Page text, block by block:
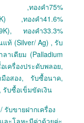
,ทองคำ75%
,ทองคำ41.6%
ทองคำ33.3%
แท้ (Silver/ Ag) , รับ
าเดียม (Palladium
ครื่องประดับพลอย,
อสอง, รับซื้อนาค,
บซื้อเข็มขัดเงิน
บขายฝากเครื่อง